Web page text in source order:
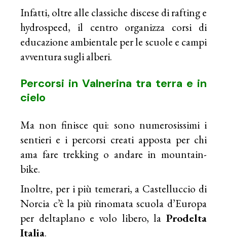
Infatti, oltre alle classiche discese di rafting e
hydrospeed, il centro organizza corsi di
educazione ambientale per le scuole e campi
avventura sugli alberi.
Percorsi in Valnerina tra terra e in
cielo
Ma non finisce qui: sono numerosissimi i
sentieri e i percorsi creati apposta per chi
ama fare trekking o andare in mountain-
bike.
Inoltre, per i più temerari, a Castelluccio di
Norcia c’è la più rinomata scuola d’Europa
per deltaplano e volo libero, la Prodelta
Italia.